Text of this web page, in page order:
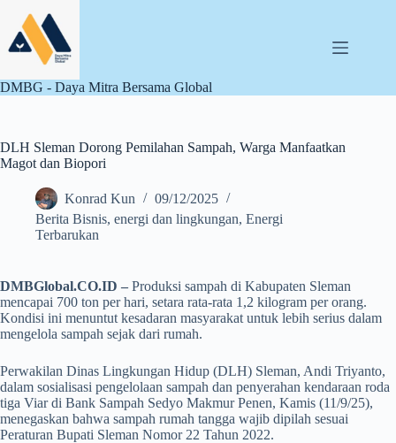
content
DMBG - Daya Mitra Bersama Global
DLH Sleman Dorong Pemilahan Sampah, Warga Manfaatkan
Magot dan Biopori
Konrad Kun
09/12/2025
Berita Bisnis, energi dan lingkungan, Energi
Terbarukan
DMBGlobal.CO.ID – Produksi sampah di Kabupaten Sleman
mencapai 700 ton per hari, setara rata-rata 1,2 kilogram per orang.
Kondisi ini menuntut kesadaran masyarakat untuk lebih serius dalam
mengelola sampah sejak dari rumah.
Perwakilan Dinas Lingkungan Hidup (DLH) Sleman, Andi Triyanto,
dalam sosialisasi pengelolaan sampah dan penyerahan kendaraan roda
tiga Viar di Bank Sampah Sedyo Makmur Penen, Kamis (11/9/25),
menegaskan bahwa sampah rumah tangga wajib dipilah sesuai
Peraturan Bupati Sleman Nomor 22 Tahun 2022.